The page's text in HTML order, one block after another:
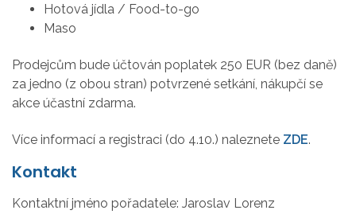
Hotová jídla / Food-to-go
Maso
Prodejcům bude účtován poplatek 250 EUR (bez daně)
za jedno (z obou stran) potvrzené setkání, nákupčí se
akce účastní zdarma.
Více informací a registraci (do 4.10.) naleznete ZDE.
Kontakt
Kontaktní jméno pořadatele: Jaroslav Lorenz